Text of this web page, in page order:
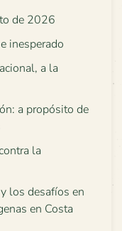
de 2026
inesperado
a la
a propósito de
la
los desafíos en
en Costa